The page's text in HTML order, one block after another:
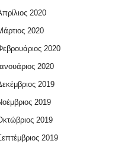
2020
2020
2020
2020
2019
2019
2019
2019